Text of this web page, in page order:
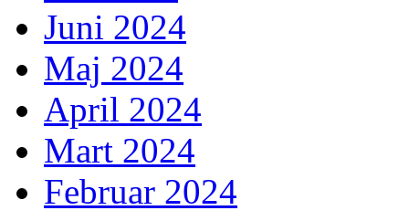
Juni 2024
Maj 2024
April 2024
Mart 2024
Februar 2024